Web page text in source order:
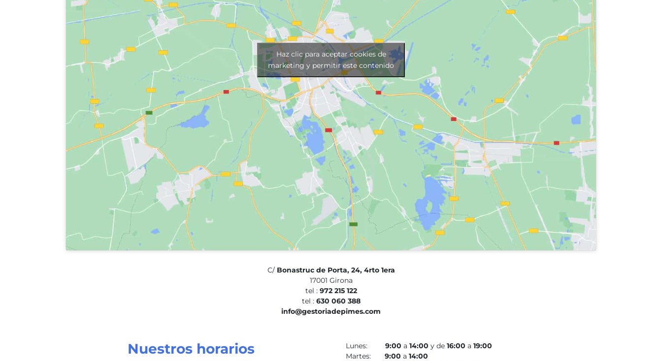
Haz clic para aceptar cookies de
marketing y permitir este contenido
C/ Bonastruc de Porta, 24, 4rto 1era
17001 Girona
tel : 972 215 122
tel : 630 060 388
info@gestoriadepimes.com
Nuestros horarios Lunes: 9:00 a 14:00 y de 16:00 a 19:00
Martes: 9:00 a 14:00